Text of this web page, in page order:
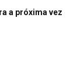
a próxima vez